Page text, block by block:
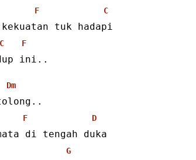
F C
tuk hadapi
C F
ini..
Dm
F D
di tengah duka
G